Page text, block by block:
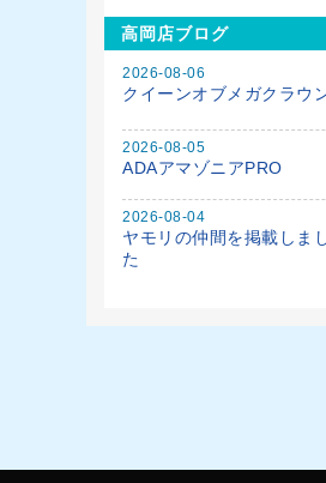
高岡店ブログ
2026-08-06
クイーンオブメガクラウ
2026-08-05
ADAアマゾニアPRO
2026-08-04
ヤモリの仲間を掲載しま
た